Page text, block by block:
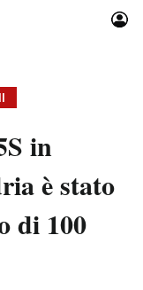
Idee
in
è stato
di 100